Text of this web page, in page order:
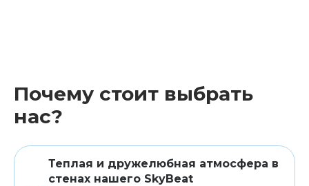
Почему стоит выбрать
нас?
Теплая и дружелюбная атмосфера в
стенах нашего SkyBeat